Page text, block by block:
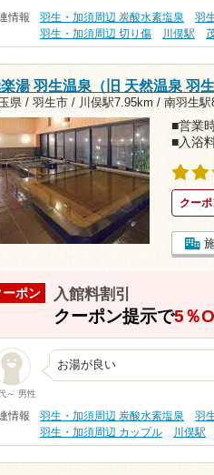
情報 羽生・加須周辺 炭酸水素塩泉 羽
羽生・加須周辺 切り傷
川俣駅
湯 羽生温泉（旧 天然温泉 羽生
県 / 羽生市 / 川俣駅7.95km / 南羽生駅
■営業
■入浴
クー
ーポン 入館料割引
クーポン提示で5％
～ 男性
お湯が良い
情報 羽生・加須周辺 炭酸水素塩泉 羽
羽生・加須周辺 カップル
川俣駅